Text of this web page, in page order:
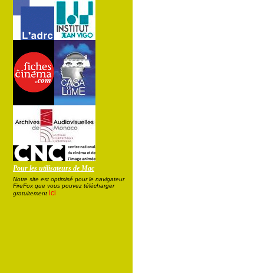
Pour les utilisateurs de Mac
Notre site est optimisé pour le navigateur
FireFox que vous pouvez télécharger
gratuitement ici